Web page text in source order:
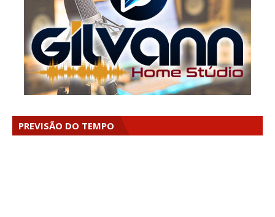
PREVISÃO DO TEMPO